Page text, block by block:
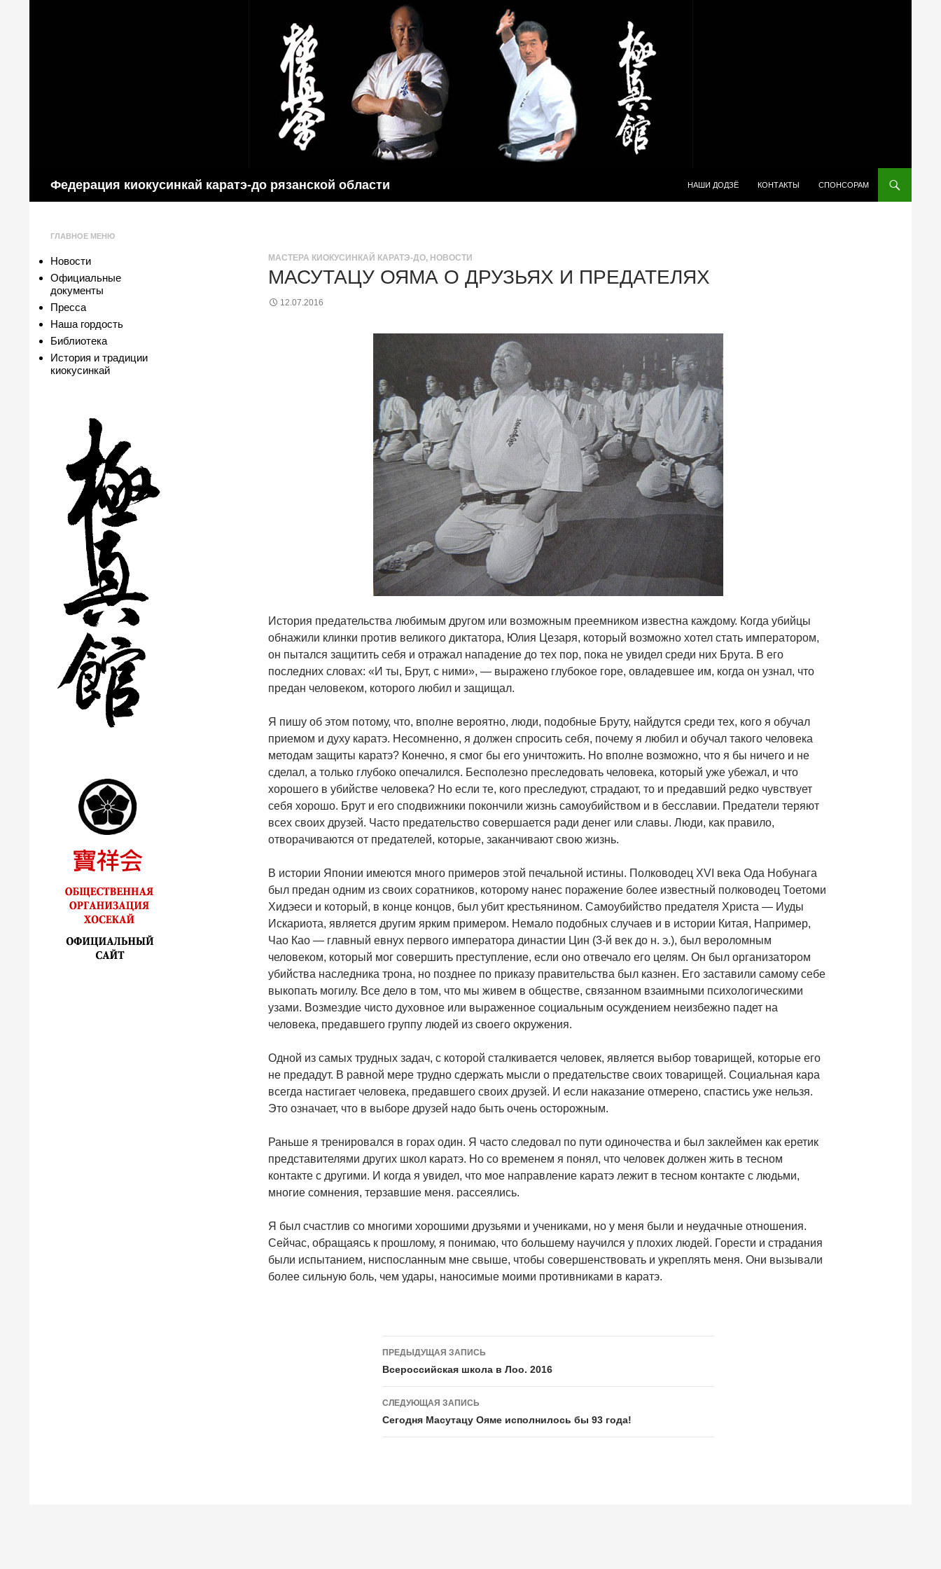
Федерация киокусинкай каратэ-до рязанской области
НАШИ ДОДЗЁ
КОНТАКТЫ СПОНСОРАМ
МАСТЕРА КИОКУСИНКАЙ КАРАТЭ-ДО, НОВОСТИ
МАСУТАЦУ ОЯМА О ДРУЗЬЯХ И ПРЕДАТЕЛЯХ
12.07.2016
История предательства любимым другом или возможным преемником известна каждому. Когда убийцы
обнажили клинки против великого диктатора, Юлия Цезаря, который возможно хотел стать императором,
он пытался защитить себя и отражал нападение до тех пор, пока не увидел среди них Брута. В его
последних словах: «И ты, Брут, с ними», — выражено глубокое горе, овладевшее им, когда он узнал, что
предан человеком, которого любил и защищал.
Я пишу об этом потому, что, вполне вероятно, люди, подобные Бруту, найдутся среди тех, кого я обучал
приемом и духу каратэ. Несомненно, я должен спросить себя, почему я любил и обучал такого человека
методам защиты каратэ? Конечно, я смог бы его уничтожить. Но вполне возможно, что я бы ничего и не
сделал, а только глубоко опечалился. Бесполезно преследовать человека, который уже убежал, и что
хорошего в убийстве человека? Но если те, кого преследуют, страдают, то и предавший редко чувствует
себя хорошо. Брут и его сподвижники покончили жизнь самоубийством и в бесславии. Предатели теряют
всех своих друзей. Часто предательство совершается ради денег или славы. Люди, как правило,
отворачиваются от предателей, которые, заканчивают свою жизнь.
В истории Японии имеются много примеров этой печальной истины. Полководец XVI века Ода Нобунага
был предан одним из своих соратников, которому нанес поражение более известный полководец Тоетоми
Хидэеси и который, в конце концов, был убит крестьянином. Самоубийство предателя Христа — Иуды
Искариота, является другим ярким примером. Немало подобных случаев и в истории Китая, Например,
Чао Као — главный евнух первого императора династии Цин (3-й век до н. э.), был вероломным
человеком, который мог совершить преступление, если оно отвечало его целям. Он был организатором
убийства наследника трона, но позднее по приказу правительства был казнен. Его заставили самому себе
выкопать могилу. Все дело в том, что мы живем в обществе, связанном взаимными психологическими
узами. Возмездие чисто духовное или выраженное социальным осуждением неизбежно падет на
человека, предавшего группу людей из своего окружения.
Одной из самых трудных задач, с которой сталкивается человек, является выбор товарищей, которые его
не предадут. В равной мере трудно сдержать мысли о предательстве своих товарищей. Социальная кара
всегда настигает человека, предавшего своих друзей. И если наказание отмерено, спастись уже нельзя.
Это означает, что в выборе друзей надо быть очень осторожным.
Раньше я тренировался в горах один. Я часто следовал по пути одиночества и был заклеймен как еретик
представителями других школ каратэ. Но со временем я понял, что человек должен жить в тесном
контакте с другими. И когда я увидел, что мое направление каратэ лежит в тесном контакте с людьми,
многие сомнения, терзавшие меня. рассеялись.
Я был счастлив со многими хорошими друзьями и учениками, но у меня были и неудачные отношения.
Сейчас, обращаясь к прошлому, я понимаю, что большему научился у плохих людей. Горести и страдания
были испытанием, ниспосланным мне свыше, чтобы совершенствовать и укреплять меня. Они вызывали
более сильную боль, чем удары, наносимые моими противниками в каратэ.
Навигация
по
записям
ПРЕДЫДУЩАЯ ЗАПИСЬ
Всероссийская школа в Лоо. 2016
СЛЕДУЮЩАЯ ЗАПИСЬ
Сегодня Масутацу Ояме исполнилось бы 93 года!
ГЛАВНОЕ МЕНЮ
Новости
Официальные
документы
Пресса
Наша гордость
Библиотека
История и традиции
киокусинкай